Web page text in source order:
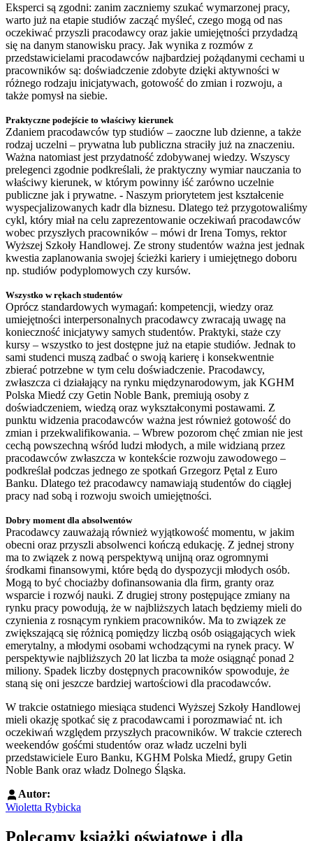
Eksperci są zgodni: zanim zaczniemy szukać wymarzonej pracy,
warto już na etapie studiów zacząć myśleć, czego mogą od nas
oczekiwać przyszli pracodawcy oraz jakie umiejętności przydadzą
się na danym stanowisku pracy. Jak wynika z rozmów z
przedstawicielami pracodawców najbardziej pożądanymi cechami u
pracowników są: doświadczenie zdobyte dzięki aktywności w
różnego rodzaju inicjatywach, gotowość do zmian i rozwoju, a
także pomysł na siebie.
Praktyczne podejście to właściwy kierunek
Zdaniem pracodawców typ studiów – zaoczne lub dzienne, a także
rodzaj uczelni – prywatna lub publiczna straciły już na znaczeniu.
Ważna natomiast jest przydatność zdobywanej wiedzy. Wszyscy
prelegenci zgodnie podkreślali, że praktyczny wymiar nauczania to
właściwy kierunek, w którym powinny iść zarówno uczelnie
publiczne jak i prywatne. - Naszym priorytetem jest kształcenie
wyspecjalizowanych kadr dla biznesu. Dlatego też przygotowaliśmy
cykl, który miał na celu zaprezentowanie oczekiwań pracodawców
wobec przyszłych pracowników – mówi dr Irena Tomys, rektor
Wyższej Szkoły Handlowej. Ze strony studentów ważna jest jednak
kwestia zaplanowania swojej ścieżki kariery i umiejętnego doboru
np. studiów podyplomowych czy kursów.
Wszystko w rękach studentów
Oprócz standardowych wymagań: kompetencji, wiedzy oraz
umiejętności interpersonalnych pracodawcy zwracają uwagę na
konieczność inicjatywy samych studentów. Praktyki, staże czy
kursy – wszystko to jest dostępne już na etapie studiów. Jednak to
sami studenci muszą zadbać o swoją karierę i konsekwentnie
zbierać potrzebne w tym celu doświadczenie. Pracodawcy,
zwłaszcza ci działający na rynku międzynarodowym, jak KGHM
Polska Miedź czy Getin Noble Bank, premiują osoby z
doświadczeniem, wiedzą oraz wykształconymi postawami. Z
punktu widzenia pracodawców ważna jest również gotowość do
zmian i przekwalifikowania. – Wbrew pozorom chęć zmian nie jest
cechą powszechną wśród ludzi młodych, a mile widzianą przez
pracodawców zwłaszcza w kontekście rozwoju zawodowego –
podkreślał podczas jednego ze spotkań Grzegorz Pętal z Euro
Banku. Dlatego też pracodawcy namawiają studentów do ciągłej
pracy nad sobą i rozwoju swoich umiejętności.
Dobry moment dla absolwentów
Pracodawcy zauważają również wyjątkowość momentu, w jakim
obecni oraz przyszli absolwenci kończą edukację. Z jednej strony
ma to związek z nową perspektywą unijną oraz ogromnymi
środkami finansowymi, które będą do dyspozycji młodych osób.
Mogą to być chociażby dofinansowania dla firm, granty oraz
wsparcie i rozwój nauki. Z drugiej strony postępujące zmiany na
rynku pracy powodują, że w najbliższych latach będziemy mieli do
czynienia z rosnącym rynkiem pracowników. Ma to związek ze
zwiększającą się różnicą pomiędzy liczbą osób osiągających wiek
emerytalny, a młodymi osobami wchodzącymi na rynek pracy. W
perspektywie najbliższych 20 lat liczba ta może osiągnąć ponad 2
miliony. Spadek liczby dostępnych pracowników spowoduje, że
staną się oni jeszcze bardziej wartościowi dla pracodawców.
W trakcie ostatniego miesiąca studenci Wyższej Szkoły Handlowej
mieli okazję spotkać się z pracodawcami i porozmawiać nt. ich
oczekiwań względem przyszłych pracowników. W trakcie czterech
weekendów gośćmi studentów oraz władz uczelni byli
przedstawiciele Euro Banku, KGHM Polska Miedź, grupy Getin
Noble Bank oraz władz Dolnego Śląska.
Autor:
Wioletta Rybicka
Polecamy książki oświatowe i dla